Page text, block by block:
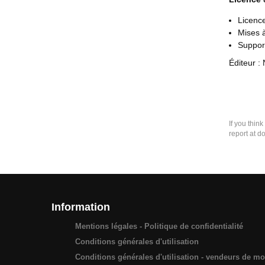
Mises
Éditeur :
If you
report at
Information
Mentions légales - Politique de confidentialité
Conditions générales d'utilisation
Conditions générales d'utilisation - vendeurs de